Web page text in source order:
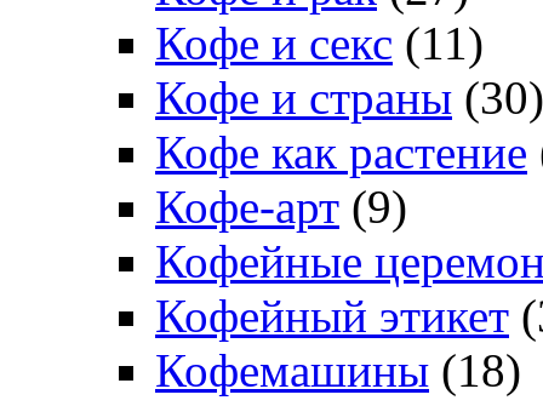
Кофе и секс (11)
Кофе и страны (30)
Кофе как растение
Кофе-арт (9)
Кофейные
Кофейный этикет
Кофемашины (18)